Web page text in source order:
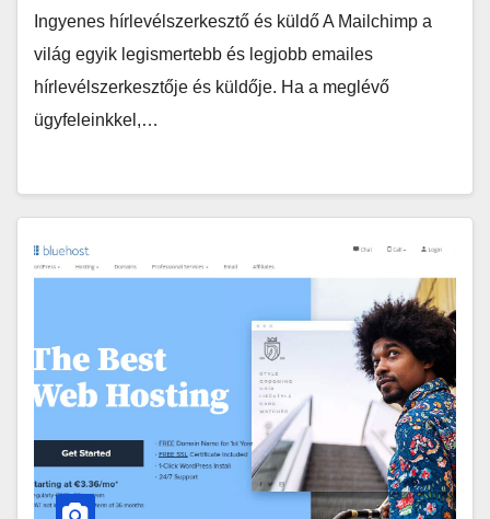
Ingyenes hírlevélszerkesztő és küldő A Mailchimp a
világ egyik legismertebb és legjobb emailes
hírlevélszerkesztője és küldője. Ha a meglévő
ügyfeleinkkel,…